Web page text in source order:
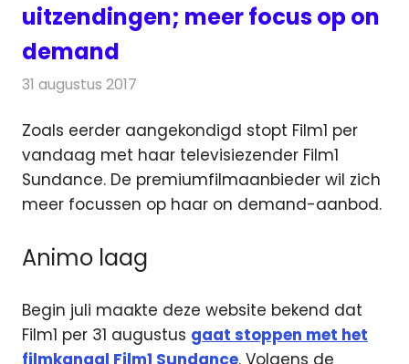
uitzendingen; meer focus op on
demand
31 augustus 2017
Zoals eerder aangekondigd stopt Film1 per
vandaag met haar televisiezender Film1
Sundance. De premiumfilmaanbieder wil zich
meer focussen op haar on demand-aanbod.
Animo laag
Begin juli maakte deze website bekend dat
Film1 per 31 augustus gaat stoppen met het